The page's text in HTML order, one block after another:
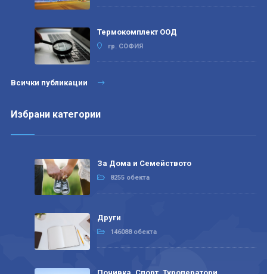
Термокомплект ООД
гр. СОФИЯ
Всички публикации
Избрани категории
За Дома и Семейството
8255 обекта
Други
146088 обекта